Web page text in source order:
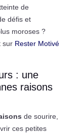
de
défis et
moroses ?
sur Rester Motivé
: une
raisons
de sourire,
ces petites